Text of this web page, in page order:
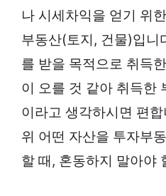
나 시세차익을 얻기 위
부동산(토지, 건물)입니
를 받을 목적으로 취득
이 오를 것 같아 취득한
이라고 생각하시면 편
위 어떤 자산을 투자부
할 때, 혼동하지 말아야